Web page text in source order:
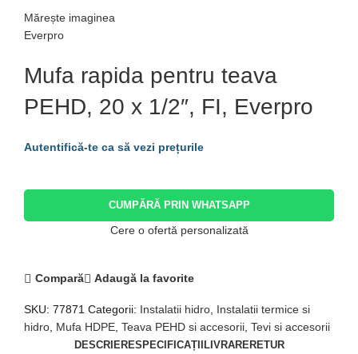
Mărește imaginea
Everpro
Mufa rapida pentru teava
PEHD, 20 x 1/2″, FI, Everpro
CUMPĂRĂ PRIN WHATSAPP
Cere o ofertă personalizată
Compară Adaugă la favorite
SKU: 77871 Categorii: Instalatii hidro Instalatii termice si
hidro Mufa HDPE Teava PEHD si accesorii Tevi si accesorii
DESCRIERESPECIFICAȚIILIVRARERETUR